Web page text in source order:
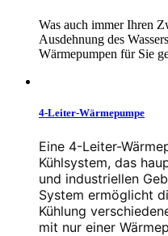
Was auch immer Ihren
Ausdehnung des
Wärmepumpen für Sie
4-Leiter-Wärmepumpe
Eine 4-Leiter-
Kühlsystem, das
und industriellen
System ermöglicht
Kühlung
mit nur einer